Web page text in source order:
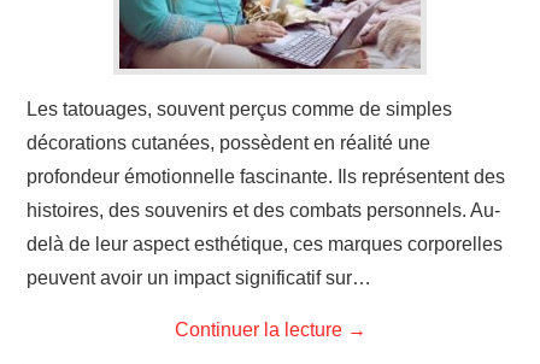
Les tatouages, souvent perçus comme de simples
décorations cutanées, possèdent en réalité une
profondeur émotionnelle fascinante. Ils représentent des
histoires, des souvenirs et des combats personnels. Au-
delà de leur aspect esthétique, ces marques corporelles
peuvent avoir un impact significatif sur…
Continuer la lecture →